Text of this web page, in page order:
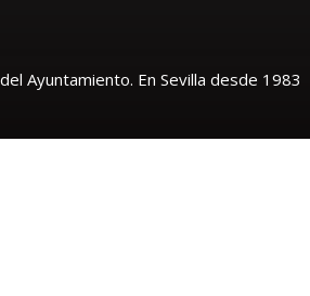
Ayuntamiento. En Sevilla desde 1983